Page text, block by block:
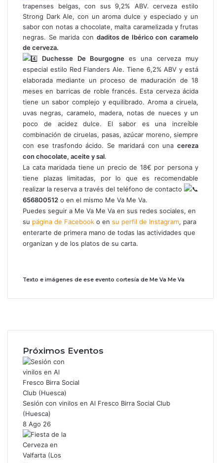
trapenses belgas, con sus 9,2% ABV. cerveza estilo
Strong Dark Ale, con un aroma dulce y especiado y un
sabor con notas a chocolate, malta caramelizada y frutas
negras. Se marida con daditos de Ibérico con caramelo
de cerveza.
Duchesse De Bourgognees una cerveza muy
especial estilo Red Flanders Ale. Tiene 6,2% ABV y está
elaborada mediante un proceso de maduración de 18
meses en barricas de roble francés. Esta cerveza ácida
tiene un sabor complejo y equilibrado. Aroma a ciruela,
uvas negras, caramelo, madera, notas de nueces y un
poco de acidez dulce. El sabor es una increíble
combinación de ciruelas, pasas, azúcar moreno, siempre
con ese trasfondo ácido. Se maridará con una cereza
con chocolate, aceite y sal.
La cata maridada tiene un precio de 18€ por persona y
tiene plazas limitadas, por lo que es recomendable
realizar la reserva a través del teléfono de contacto
656800512 o en el mismo Me Va Me Va.
Puedes seguir a Me Va Me Va en sus redes sociales, en
su página de Facebook o en su perfil de Instagram, para
enterarte de primera mano de todas las actividades que
organizan y de los platos de su carta.
Texto e imágenes de ese evento cortesía de Me Va Me Va
Próximos Eventos
Sesión con vinilos en Al Fresco Birra Social Club
(Huesca)
8 Ago 26